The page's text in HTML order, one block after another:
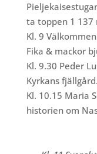
ta toppen 1 137
Kl. 9
Fika & mackor
Kl. 9.30 Peder
Kyrkans fjällgård.
Kl. 10.15 Maria
historien om